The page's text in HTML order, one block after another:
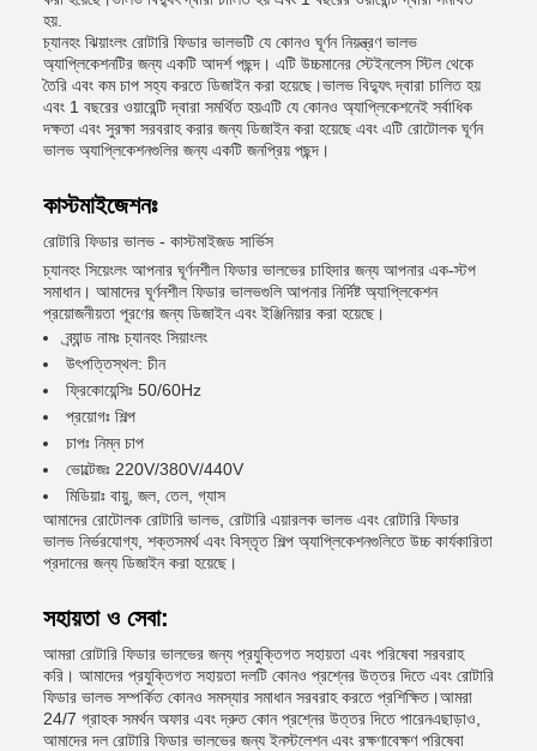
হয়.
চ্যানহং ঝিয়াংলং রোটারি ফিডার ভালভটি যে কোনও ঘূর্ণন নিয়ন্ত্রণ ভালভ
অ্যাপ্লিকেশনটির জন্য একটি আদর্শ পছন্দ। এটি উচ্চমানের স্টেইনলেস স্টিল থেকে
তৈরি এবং কম চাপ সহ্য করতে ডিজাইন করা হয়েছে।ভালভ বিদ্যুৎ দ্বারা চালিত হয়
এবং 1 বছরের ওয়ারেন্টি দ্বারা সমর্থিত হয়এটি যে কোনও অ্যাপ্লিকেশনেই সর্বাধিক
দক্ষতা এবং সুরক্ষা সরবরাহ করার জন্য ডিজাইন করা হয়েছে এবং এটি রোটোলক ঘূর্ণন
ভালভ অ্যাপ্লিকেশনগুলির জন্য একটি জনপ্রিয় পছন্দ।
কাস্টমাইজেশনঃ
রোটারি ফিডার ভালভ - কাস্টমাইজড সার্ভিস
চ্যানহং সিয়েংলং আপনার ঘূর্ণনশীল ফিডার ভালভের চাহিদার জন্য আপনার এক-স্টপ
সমাধান। আমাদের ঘূর্ণনশীল ফিডার ভালভগুলি আপনার নির্দিষ্ট অ্যাপ্লিকেশন
প্রয়োজনীয়তা পূরণের জন্য ডিজাইন এবং ইঞ্জিনিয়ার করা হয়েছে।
ব্র্যান্ড নামঃ চ্যানহং সিয়াংলং
উৎপত্তিস্থল: চীন
ফ্রিকোয়েন্সিঃ 50/60Hz
প্রয়োগঃ শিল্প
চাপঃ নিম্ন চাপ
ভোল্টেজঃ 220V/380V/440V
মিডিয়াঃ বায়ু, জল, তেল, গ্যাস
আমাদের রোটোলক রোটারি ভালভ, রোটারি এয়ারলক ভালভ এবং রোটারি ফিডার
ভালভ নির্ভরযোগ্য, শক্তসমর্থ এবং বিস্তৃত শিল্প অ্যাপ্লিকেশনগুলিতে উচ্চ কার্যকারিতা
প্রদানের জন্য ডিজাইন করা হয়েছে।
সহায়তা ও সেবা:
আমরা রোটারি ফিডার ভালভের জন্য প্রযুক্তিগত সহায়তা এবং পরিষেবা সরবরাহ
করি। আমাদের প্রযুক্তিগত সহায়তা দলটি কোনও প্রশ্নের উত্তর দিতে এবং রোটারি
ফিডার ভালভ সম্পর্কিত কোনও সমস্যার সমাধান সরবরাহ করতে প্রশিক্ষিত।আমরা
24/7 গ্রাহক সমর্থন অফার এবং দ্রুত কোন প্রশ্নের উত্তর দিতে পারেনএছাড়াও,
আমাদের দল রোটারি ফিডার ভালভের জন্য ইনস্টলেশন এবং রক্ষণাবেক্ষণ পরিষেবা